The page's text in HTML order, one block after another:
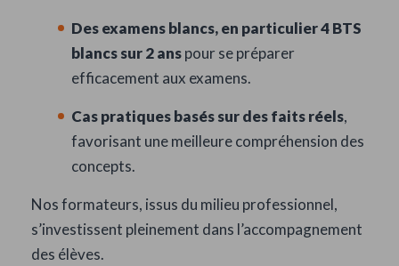
Des examens blancs, en particulier 4 BTS
blancs sur 2 anspour se préparer
efficacement aux examens.
Cas pratiques basés sur des faits réels,
favorisant une meilleure compréhension des
concepts.
Nos formateurs, issus du milieu professionnel,
s’investissent pleinement dans l’accompagnement
des élèves.